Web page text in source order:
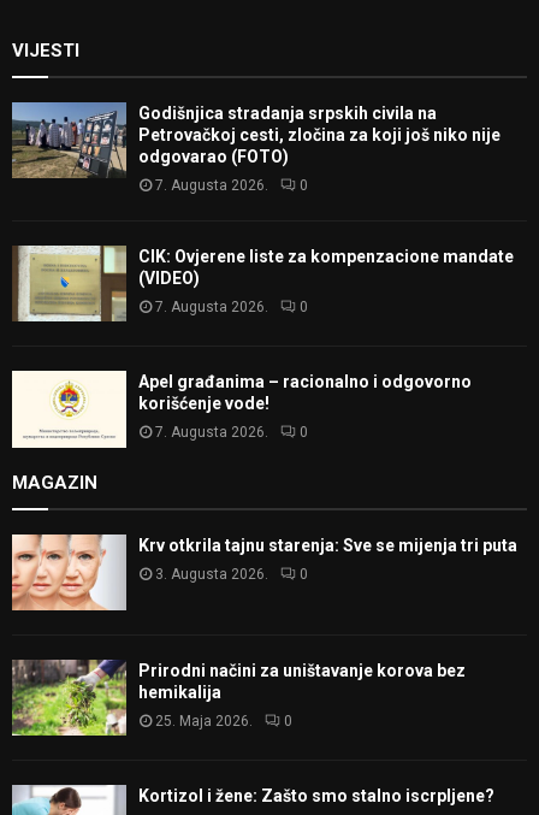
VIJESTI
Godišnjica stradanja srpskih civila na
Petrovačkoj cesti, zločina za koji još niko nije
odgovarao (FOTO)
7. Augusta 2026. 0
CIK: Ovjerene liste za kompenzacione mandate
(VIDEO)
7. Augusta 2026. 0
Apel građanima – racionalno i odgovorno
korišćenje vode!
7. Augusta 2026. 0
MAGAZIN
Krv otkrila tajnu starenja: Sve se mijenja tri puta
3. Augusta 2026. 0
Prirodni načini za uništavanje korova bez
hemikalija
25. Maja 2026. 0
Kortizol i žene: Zašto smo stalno iscrpljene?